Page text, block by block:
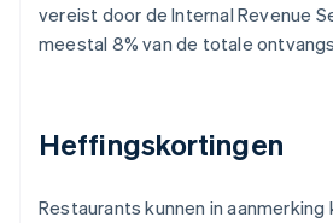
vereist door de Internal Revenue
meestal 8% van de totale
Heffingskortingen
Restaurants kunnen in aanmerking